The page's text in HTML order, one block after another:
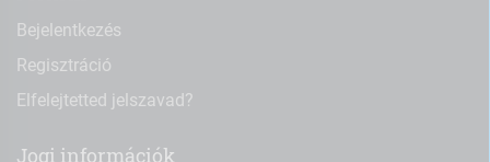
Bejelentkezés
Regisztráció
Elfelejtetted jelszavad?
Jogi információk